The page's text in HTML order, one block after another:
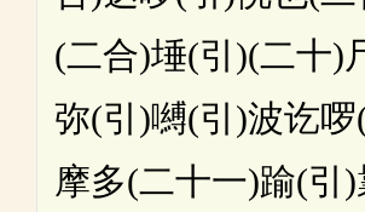
(二合)埵(引)(二十)
弥(引)嚩(引)波讫啰
摩多(二十一)踰(引